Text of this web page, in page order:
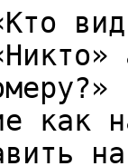
как